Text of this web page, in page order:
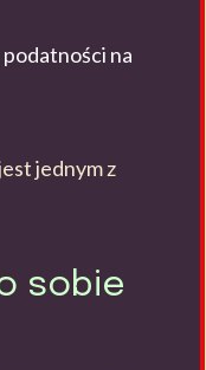
na
jednym z
sobie